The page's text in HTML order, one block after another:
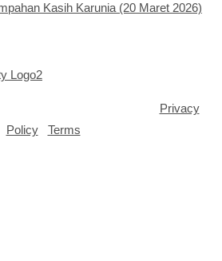
Kasih Karunia (20 Maret 2026)
Privacy
Policy| Terms